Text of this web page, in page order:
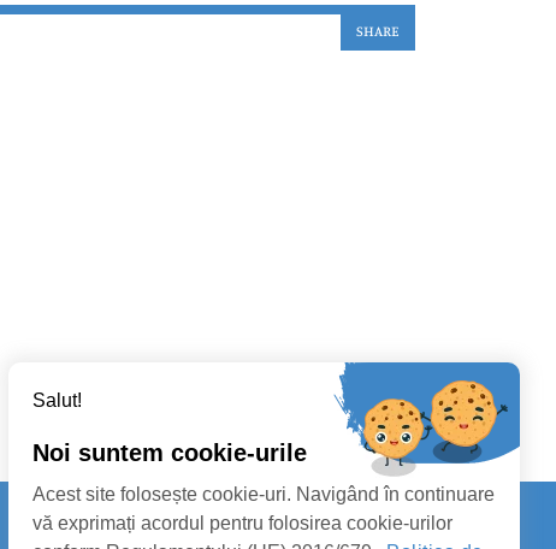
SHARE
Salut!
Noi suntem cookie-urile
Acest site folosește cookie-uri. Navigând în continuare
vă exprimați acordul pentru folosirea cookie-urilor